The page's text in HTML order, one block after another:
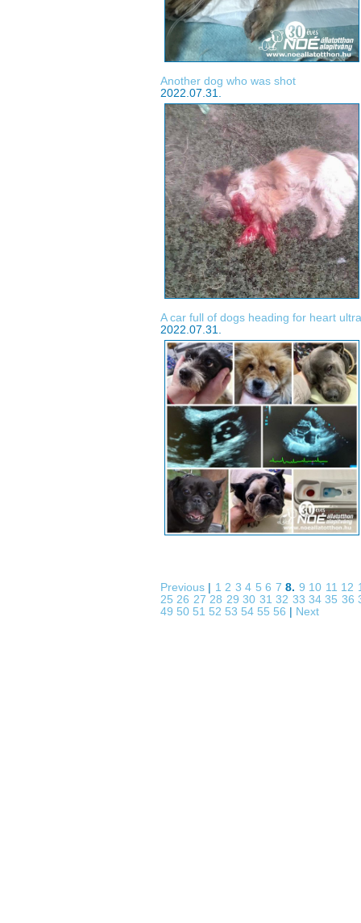
Another dog who was shot
2022.07.31.
A car full of dogs heading for heart
2022.07.31.
Previous 12 34 56 78. 9 10 11 12
2526 2728 2930 3132 33 3435 36
49 50 51 52 53 54 55 56 Next